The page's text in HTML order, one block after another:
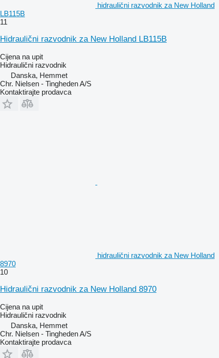
hidraulični razvodnik za New Holland
LB115B
11
Hidraulični razvodnik za New Holland LB115B
Cijena na upit
Hidraulični razvodnik
Danska, Hemmet
Chr. Nielsen - Tingheden A/S
Kontaktirajte prodavca
hidraulični razvodnik za New Holland
8970
10
Hidraulični razvodnik za New Holland 8970
Cijena na upit
Hidraulični razvodnik
Danska, Hemmet
Chr. Nielsen - Tingheden A/S
Kontaktirajte prodavca